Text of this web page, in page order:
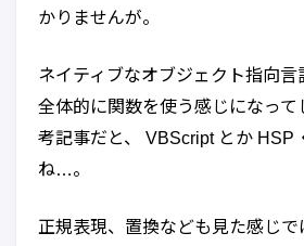
かりませんが。
ネイティブなオブジェクト指向言
全体的に関数を使う感じになって
考記事だと、 VBScript とか HSP
ね…。
正規表現、置換なども見た感じで